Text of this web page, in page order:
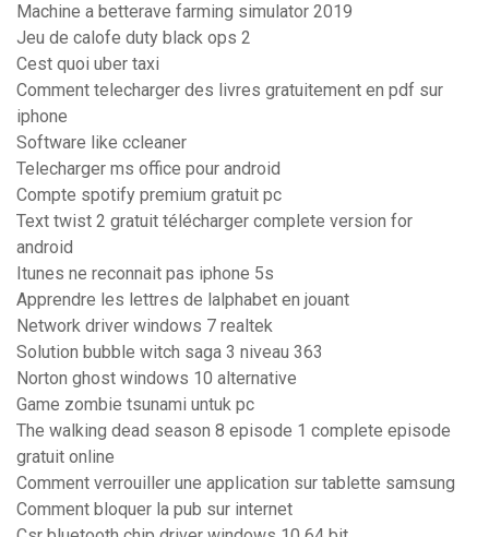
Machine a betterave farming simulator 2019
Jeu de calofe duty black ops 2
Cest quoi uber taxi
Comment telecharger des livres gratuitement en pdf sur
iphone
Software like ccleaner
Telecharger ms office pour android
Compte spotify premium gratuit pc
Text twist 2 gratuit télécharger complete version for
android
Itunes ne reconnait pas iphone 5s
Apprendre les lettres de lalphabet en jouant
Network driver windows 7 realtek
Solution bubble witch saga 3 niveau 363
Norton ghost windows 10 alternative
Game zombie tsunami untuk pc
The walking dead season 8 episode 1 complete episode
gratuit online
Comment verrouiller une application sur tablette samsung
Comment bloquer la pub sur internet